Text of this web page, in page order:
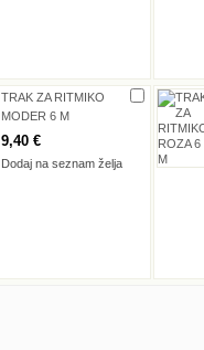
TRAK ZA RITMIKO
MODER 6 M
9,40 €
Dodaj na seznam želja